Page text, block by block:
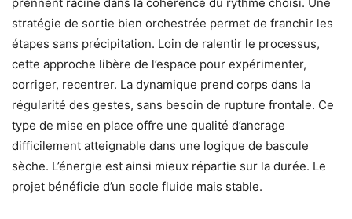
stratégie de sortie bien orchestrée permet de franchir les
étapes sans précipitation. Loin de ralentir le processus,
cette approche libère de l’espace pour expérimenter,
corriger, recentrer. La dynamique prend corps dans la
régularité des gestes, sans besoin de rupture frontale. Ce
type de mise en place offre une qualité d’ancrage
difficilement atteignable dans une logique de bascule
sèche. L’énergie est ainsi mieux répartie sur la durée. Le
projet bénéficie d’un socle fluide mais stable.